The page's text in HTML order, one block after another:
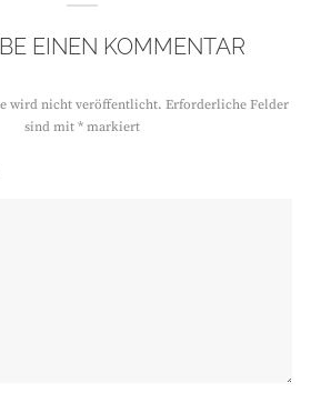
EINEN KOMMENTAR
wird nicht veröffentlicht. Erforderliche Felder
sind mit * markiert